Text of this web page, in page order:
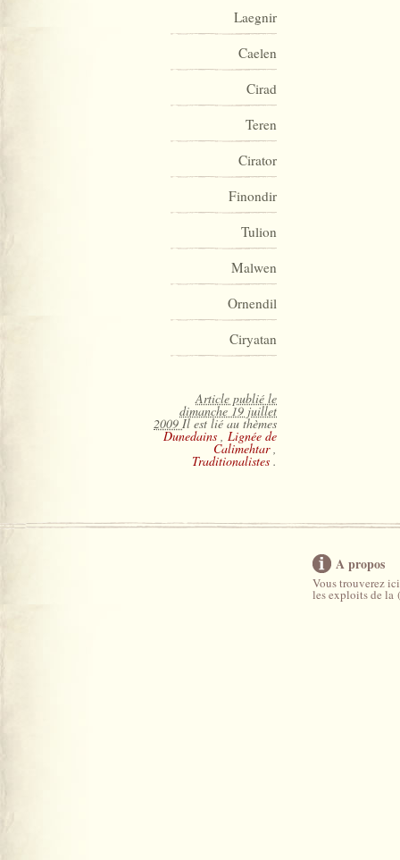
Laegnir
Caelen
Cirad
Teren
Cirator
Finondir
Tulion
Malwen
Ornendil
Ciryatan
Article publié le
dimanche 19 juillet
2009Il est lié au thèmes
Dunedains , Lignée de
Calimehtar,
Traditionalistes .
A propos
Vous trouverez
les exploits de